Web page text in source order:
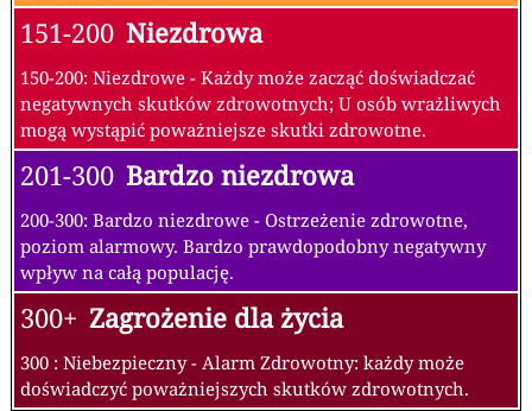
151-200 Niezdrowa
150-200: Niezdrowe - Każdy może zacząć doświadczać
negatywnych skutków zdrowotnych; U osób wrażliwych
mogą wystąpić poważniejsze skutki zdrowotne.
201-300 Bardzo niezdrowa
200-300: Bardzo niezdrowe - Ostrzeżenie zdrowotne,
poziom alarmowy. Bardzo prawdopodobny negatywny
wpływ na całą populację.
300+ Zagrożenie dla życia
300 : Niebezpieczny - Alarm Zdrowotny: każdy może
doświadczyć poważniejszych skutków zdrowotnych.